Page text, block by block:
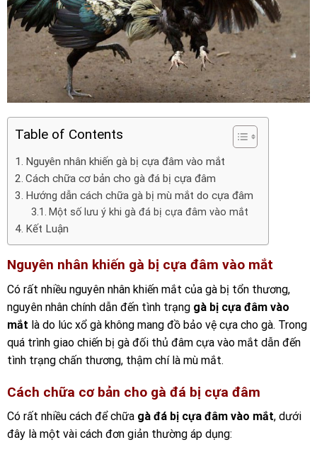
Table of Contents
Nguyên nhân khiến gà bị cựa đâm vào mắt
Cách chữa cơ bản cho gà đá bị cựa đâm
Hướng dẫn cách chữa gà bị mù mắt do cựa đâm
Một số lưu ý khi gà đá bị cựa đâm vào mắt
Kết Luận
Nguyên nhân khiến gà bị cựa đâm vào mắt
Có rất nhiều nguyên nhân khiến mắt của gà bị tổn thương,
nguyên nhân chính dẫn đến tình trạng gà bị cựa đâm vào
mắt là do lúc xổ gà không mang đồ bảo vệ cựa cho gà. Trong
quá trình giao chiến bị gà đối thủ đâm cựa vào mắt dẫn đến
tình trạng chấn thương, thậm chí là mù mắt.
Cách chữa cơ bản cho gà đá bị cựa đâm
Có rất nhiều cách để chữa gà đá bị cựa đâm vào mắt, dưới
đây là một vài cách đơn giản thường áp dụng: